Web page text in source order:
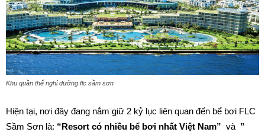
Khu quần thể nghỉ dưỡng flc sầm sơn
Hiện tại, nơi đây đang nắm giữ 2 kỷ lục liên quan đến bể bơi FLC
Sầm Sơn là: “Resort có nhiều bể bơi nhất Việt Nam” và ”